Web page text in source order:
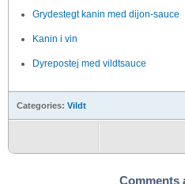
Grydestegt kanin med dijon-sauce
Kanin i vin
Dyrepostej med vildtsauce
Categories: Vildt
Comments